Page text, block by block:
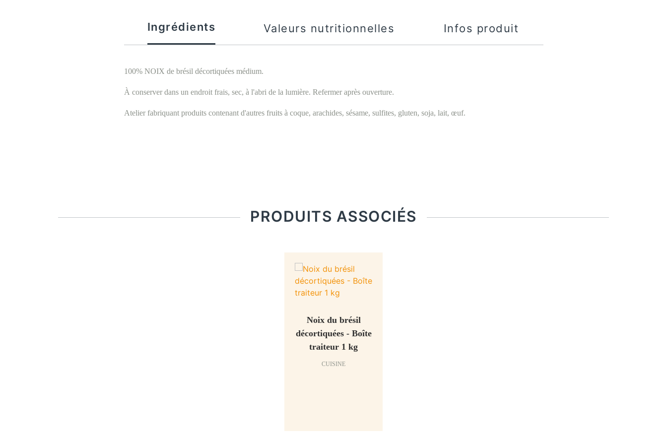
Ingrédients Valeurs nutritionnelles Infos produit
100% NOIX de brésil décortiquées médium.
À conserver dans un endroit frais, sec, à l'abri de la lumière. Refermer après ouverture.
Atelier fabriquant produits contenant d'autres fruits à coque, arachides, sésame, sulfites, gluten, soja, lait, œuf.
PRODUITS ASSOCIÉS
Noix du brésil
décortiquées - Boîte
traiteur 1 kg
CUISINE